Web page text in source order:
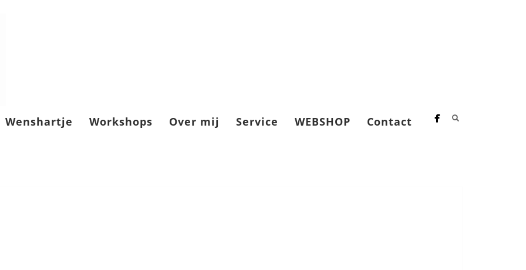
Wenshartje Workshops Over mij Service WEBSHOP Contact